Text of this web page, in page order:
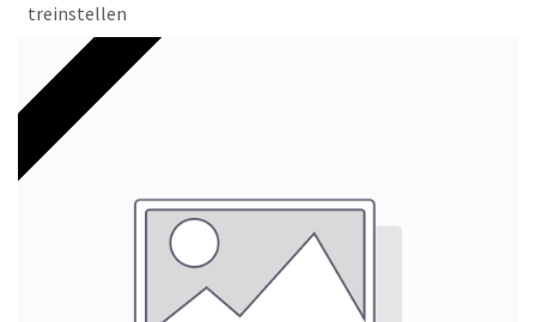
treinstellen
Op voorraad